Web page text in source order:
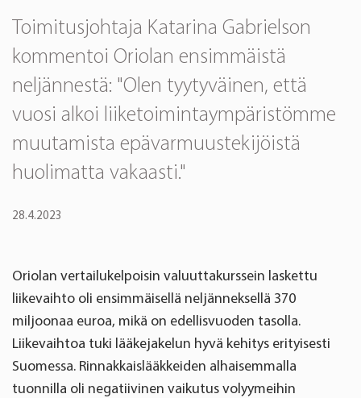
Toimitusjohtaja Katarina Gabrielson
kommentoi Oriolan ensimmäistä
neljännestä: "Olen tyytyväinen, että
vuosi alkoi liiketoimintaympäristömme
muutamista epävarmuustekijöistä
huolimatta vakaasti."
28.4.2023
Oriolan vertailukelpoisin valuuttakurssein laskettu
liikevaihto oli ensimmäisellä neljänneksellä 370
miljoonaa euroa, mikä on edellisvuoden tasolla.
Liikevaihtoa tuki lääkejakelun hyvä kehitys erityisesti
Suomessa. Rinnakkaislääkkeiden alhaisemmalla
tuonnilla oli negatiivinen vaikutus volyymeihin